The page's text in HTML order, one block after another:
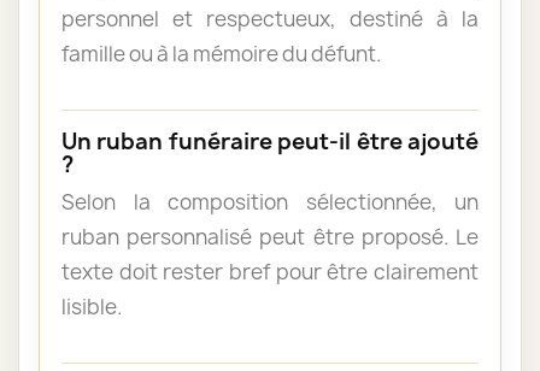
personnel et respectueux, destiné à la
famille ou à la mémoire du défunt.
Un ruban funéraire peut-il être ajouté
?
Selon la composition sélectionnée, un
ruban personnalisé peut être proposé. Le
texte doit rester bref pour être clairement
lisible.